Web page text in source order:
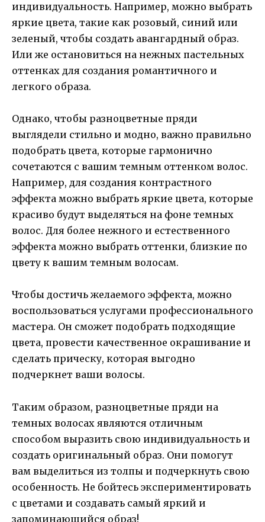
индивидуальность. Например, можно выбрать
яркие цвета, такие как розовый, синий или
зеленый, чтобы создать авангардный образ.
Или же остановиться на нежных пастельных
оттенках для создания романтичного и
легкого образа.
Однако, чтобы разноцветные пряди
выглядели стильно и модно, важно правильно
подобрать цвета, которые гармонично
сочетаются с вашим темным оттенком волос.
Например, для создания контрастного
эффекта можно выбрать яркие цвета, которые
красиво будут выделяться на фоне темных
волос. Для более нежного и естественного
эффекта можно выбрать оттенки, близкие по
цвету к вашим темным волосам.
Чтобы достичь желаемого эффекта, можно
воспользоваться услугами профессионального
мастера. Он сможет подобрать подходящие
цвета, провести качественное окрашивание и
сделать прическу, которая выгодно
подчеркнет ваши волосы.
Таким образом, разноцветные пряди на
темных волосах являются отличным
способом выразить свою индивидуальность и
создать оригинальный образ. Они помогут
вам выделиться из толпы и подчеркнуть свою
особенность. Не бойтесь экспериментировать
с цветами и создавать самый яркий и
запоминающийся образ!